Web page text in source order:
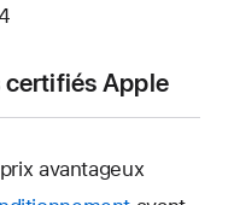
Apple
avantageux